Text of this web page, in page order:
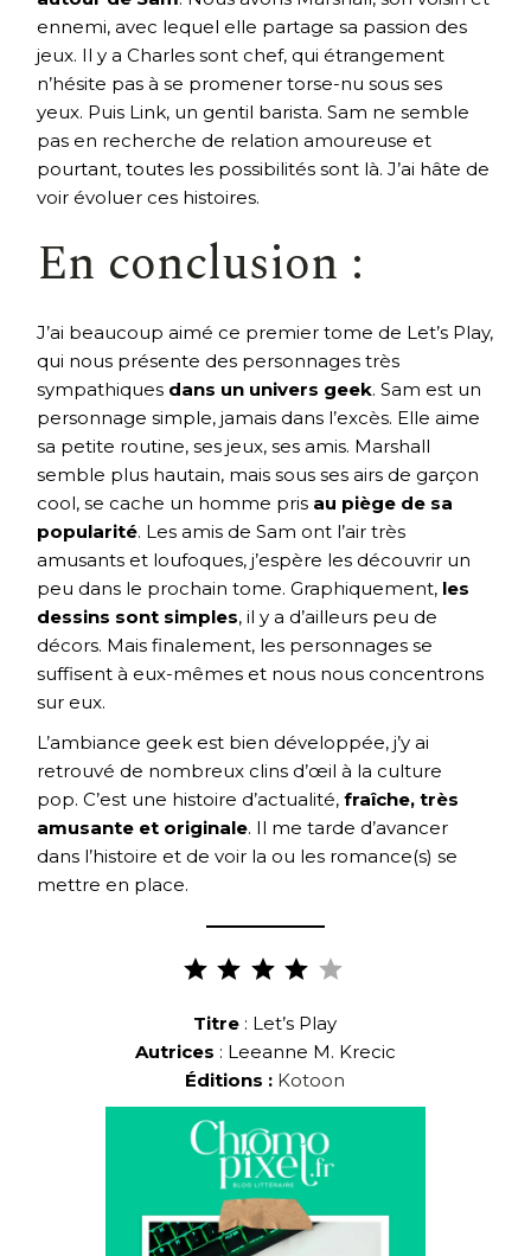
ennemi, avec lequel elle partage sa passion des
jeux. Il y a Charles sont chef, qui étrangement
n’hésite pas à se promener torse-nu sous ses
yeux. Puis Link, un gentil barista. Sam ne semble
pas en recherche de relation amoureuse et
pourtant, toutes les possibilités sont là. J’ai hâte de
voir évoluer ces histoires.
En conclusion :
J’ai beaucoup aimé ce premier tome de Let’s Play,
qui nous présente des personnages très
sympathiques dans un univers geek. Sam est un
personnage simple, jamais dans l’excès. Elle aime
sa petite routine, ses jeux, ses amis. Marshall
semble plus hautain, mais sous ses airs de garçon
cool, se cache un homme pris au piège de sa
popularité. Les amis de Sam ont l’air très
amusants et loufoques, j’espère les découvrir un
peu dans le prochain tome. Graphiquement, les
dessins sont simples, il y a d’ailleurs peu de
décors. Mais finalement, les personnages se
suffisent à eux-mêmes et nous nous concentrons
sur eux.
L’ambiance geek est bien développée, j’y ai
retrouvé de nombreux clins d’œil à la culture
pop. C’est une histoire d’actualité,fraîche, très
amusante et originale. Il me tarde d’avancer
dans l’histoire et de voir la ou les romance(s) se
mettre en place.
Titre : Let’s Play
Autrices : Leeanne M. Krecic
Éditions : Kotoon